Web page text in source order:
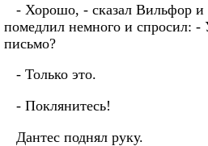
- Хорошо, - сказал Вильфор и
помедлил немного и спросил: -
письмо?
- Только это.
- Поклянитесь!
Дантес поднял руку.